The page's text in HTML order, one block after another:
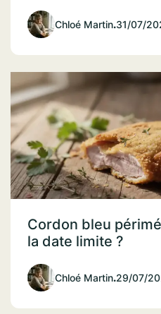
Chloé Martin.31/07/
Cordon bleu
la date limite ?
Chloé Martin.29/07/